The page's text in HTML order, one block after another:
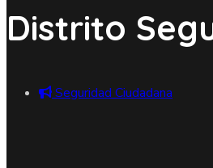
Distrito
Seguridad Ciudadana